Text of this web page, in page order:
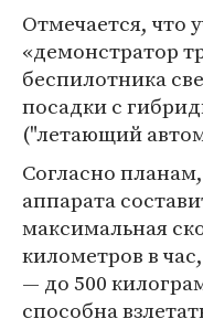
Отмечается, что
«демонстратор
беспилотника
посадки с
("летающий
Согласно
аппарата
максимальная
километров в
— до 500
способна